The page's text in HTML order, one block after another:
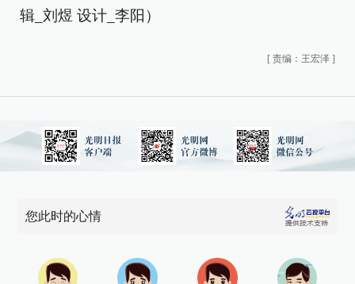
辑_刘煜 设计_李阳）
[ 责编：王宏泽 ]
您此时的心情